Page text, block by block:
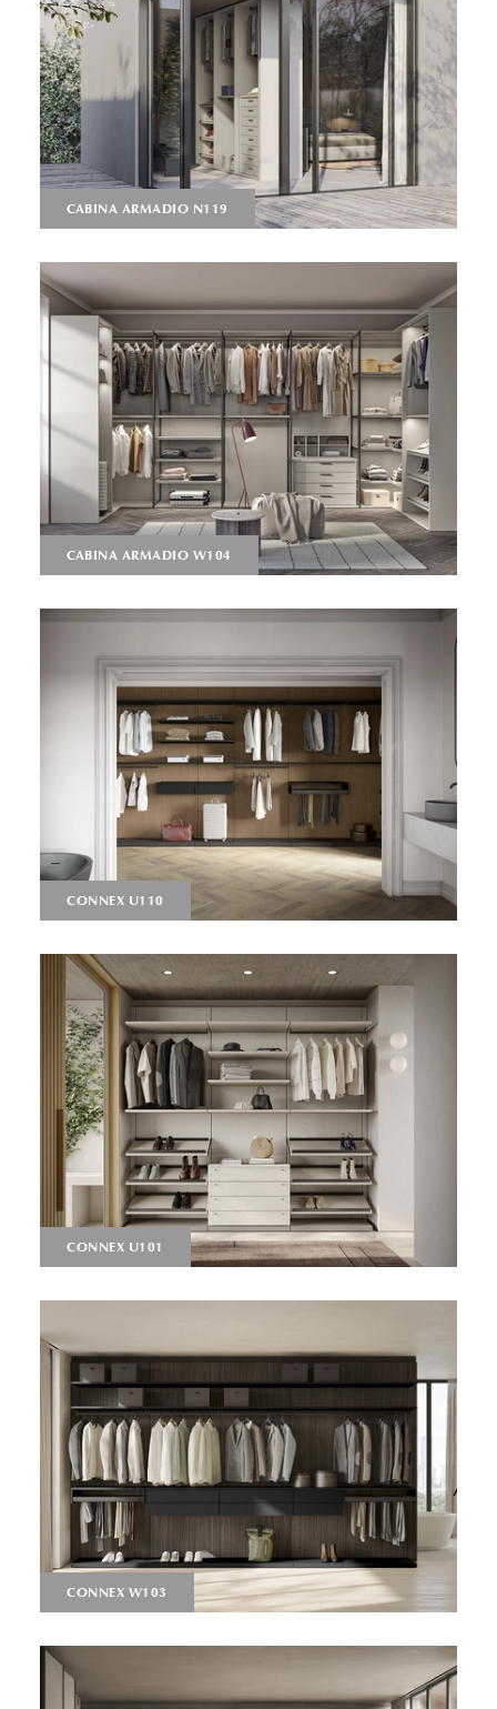
CABINA ARMADIO N119
CABINA ARMADIO W104
CONNEX U110
CONNEX U101
CONNEX W103